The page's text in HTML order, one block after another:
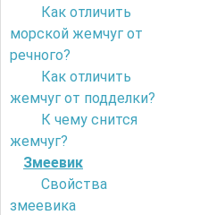
Как отличить
морской жемчуг от
речного?
Как отличить
жемчуг от подделки?
К чему снится
жемчуг?
Змеевик
Свойства
змеевика